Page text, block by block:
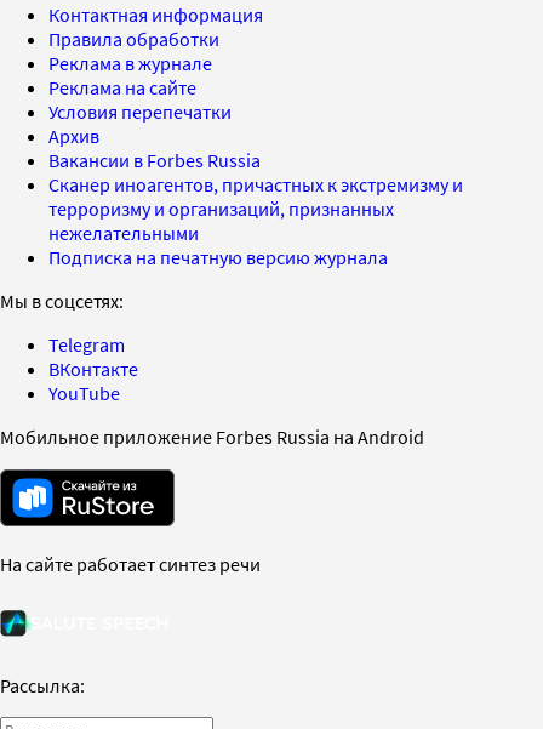
Контактная информация
Правила обработки
Реклама в журнале
Реклама на сайте
Условия перепечатки
Архив
Вакансии в Forbes Russia
Сканер иноагентов, причастных к экстремизму и
терроризму и организаций, признанных
нежелательными
Подписка на печатную версию журнала
Мы в соцсетях:
Telegram
ВКонтакте
YouTube
Мобильное приложение Forbes Russia на Android
На сайте работает синтез речи
Рассылка: